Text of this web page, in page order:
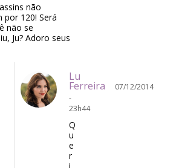
não
por 120! Será
não se
Ju? Adoro seus
Lu
Ferreira
07/12/2014
-
23h44
Q
u
e
r